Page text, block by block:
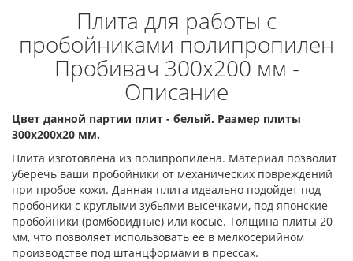
Плита для работы с
пробойниками полипропилен
Пробивач 300х200 мм -
Описание
Цвет данной партии плит - белый. Размер плиты
300х200х20 мм.
Плита изготовлена из полипропилена. Материал позволит
уберечь ваши пробойники от механических повреждений
при пробое кожи. Данная плита идеально подойдет под
пробоники с круглыми зубьями высечками, под японские
пробойники (ромбовидные) или косые. Толщина плиты 20
мм, что позволяет использовать ее в мелкосерийном
производстве под штанцформами в прессах.